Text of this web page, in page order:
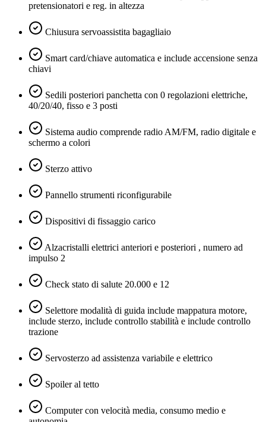
pretensionatori e reg. in altezza
Chiusura servoassistita bagagliaio
Smart card/chiave automatica e include accensione senza
chiavi
Sedili posteriori panchetta con 0 regolazioni elettriche,
40/20/40, fisso e 3 posti
Sistema audio comprende radio AM/FM, radio digitale e
schermo a colori
Sterzo attivo
Pannello strumenti riconfigurabile
Dispositivi di fissaggio carico
Alzacristalli elettrici anteriori e posteriori , numero ad
impulso 2
Check stato di salute 20.000 e 12
Selettore modalità di guida include mappatura motore,
include sterzo, include controllo stabilità e include controllo
trazione
Servosterzo ad assistenza variabile e elettrico
Spoiler al tetto
Computer con velocità media, consumo medio e